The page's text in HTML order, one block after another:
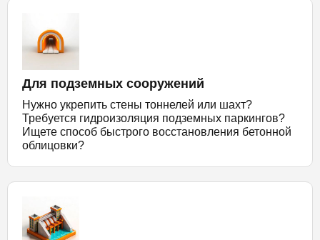
Для подземных сооружений
Нужно укрепить стены тоннелей или шахт?
Требуется гидроизоляция подземных паркингов?
Ищете способ быстрого восстановления бетонной
облицовки?